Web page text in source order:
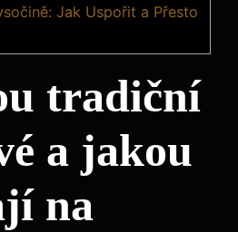
Jak Uspořit a Přesto
tradiční
a jakou
na